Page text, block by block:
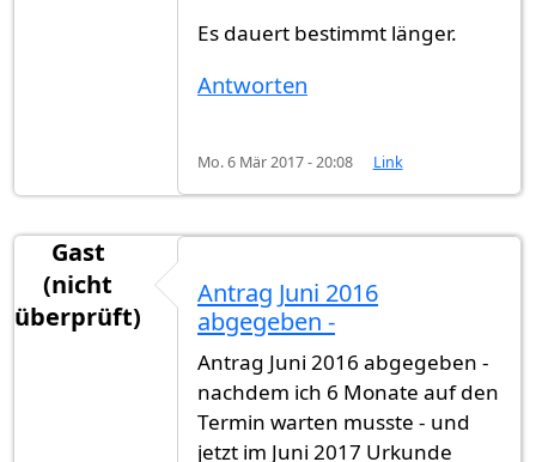
Es dauert bestimmt länger.
Antworten
Mo. 6 Mär 2017 - 20:08 Link
Gast
(nicht
überprüft)
Antrag Juni 2016
abgegeben -
Antrag Juni 2016 abgegeben -
nachdem ich 6 Monate auf den
Termin warten musste - und
jetzt im Juni 2017 Urkunde